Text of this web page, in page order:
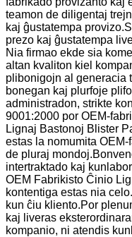
teamon de diligentaj
kaj ĝustatempa
prezo kaj ĝustatempa
Nia firmao ekde sia
altan kvaliton kiel
plibonigojn al generacia
bonegan kaj plurfoje
administradon, strikte
9001:2000 por OEM-
Lignaj Bastonoj Blister
estas la nomumita
de pluraj
intertraktado kaj
OEM Fabrikisto Ĉinio
kontentiga estas nia
kun ĉiu kliento.Por
kaj liveras
kompanio, ni atendis